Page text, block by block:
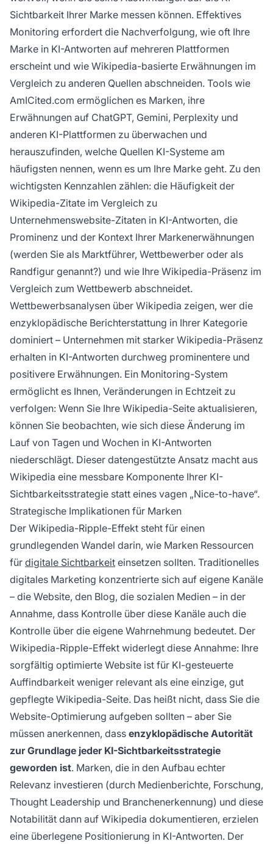
Sichtbarkeit Ihrer Marke messen können. Effektives
Monitoring erfordert die Nachverfolgung, wie oft Ihre
Marke in KI-Antworten auf mehreren Plattformen
erscheint und wie Wikipedia-basierte Erwähnungen im
Vergleich zu anderen Quellen abschneiden. Tools wie
AmICited.com ermöglichen es Marken, ihre
Erwähnungen auf ChatGPT, Gemini, Perplexity und
anderen KI-Plattformen zu überwachen und
herauszufinden, welche Quellen KI-Systeme am
häufigsten nennen, wenn es um Ihre Marke geht. Zu den
wichtigsten Kennzahlen zählen: die Häufigkeit der
Wikipedia-Zitate im Vergleich zu
Unternehmenswebsite-Zitaten in KI-Antworten, die
Prominenz und der Kontext Ihrer Markenerwähnungen
(werden Sie als Marktführer, Wettbewerber oder als
Randfigur genannt?) und wie Ihre Wikipedia-Präsenz im
Vergleich zum Wettbewerb abschneidet.
Wettbewerbsanalysen über Wikipedia zeigen, wer die
enzyklopädische Berichterstattung in Ihrer Kategorie
dominiert – Unternehmen mit starker Wikipedia-Präsenz
erhalten in KI-Antworten durchweg prominentere und
positivere Erwähnungen. Ein Monitoring-System
ermöglicht es Ihnen, Veränderungen in Echtzeit zu
verfolgen: Wenn Sie Ihre Wikipedia-Seite aktualisieren,
können Sie beobachten, wie sich diese Änderung im
Lauf von Tagen und Wochen in KI-Antworten
niederschlägt. Dieser datengestützte Ansatz macht aus
Wikipedia eine messbare Komponente Ihrer KI-
Sichtbarkeitsstrategie statt eines vagen „Nice-to-have“.
Strategische Implikationen für Marken
Der Wikipedia-Ripple-Effekt steht für einen
grundlegenden Wandel darin, wie Marken Ressourcen
für digitale Sichtbarkeit einsetzen sollten. Traditionelles
digitales Marketing konzentrierte sich auf eigene Kanäle
– die Website, den Blog, die sozialen Medien – in der
Annahme, dass Kontrolle über diese Kanäle auch die
Kontrolle über die eigene Wahrnehmung bedeutet. Der
Wikipedia-Ripple-Effekt widerlegt diese Annahme: Ihre
sorgfältig optimierte Website ist für KI-gesteuerte
Auffindbarkeit weniger relevant als eine einzige, gut
gepflegte Wikipedia-Seite. Das heißt nicht, dass Sie die
Website-Optimierung aufgeben sollten – aber Sie
müssen anerkennen, dass enzyklopädische Autorität
zur Grundlage jeder KI-Sichtbarkeitsstrategie
geworden ist. Marken, die in den Aufbau echter
Relevanz investieren (durch Medienberichte, Forschung,
Thought Leadership und Branchenerkennung) und diese
Notabilität dann auf Wikipedia dokumentieren, erzielen
eine überlegene Positionierung in KI-Antworten. Der